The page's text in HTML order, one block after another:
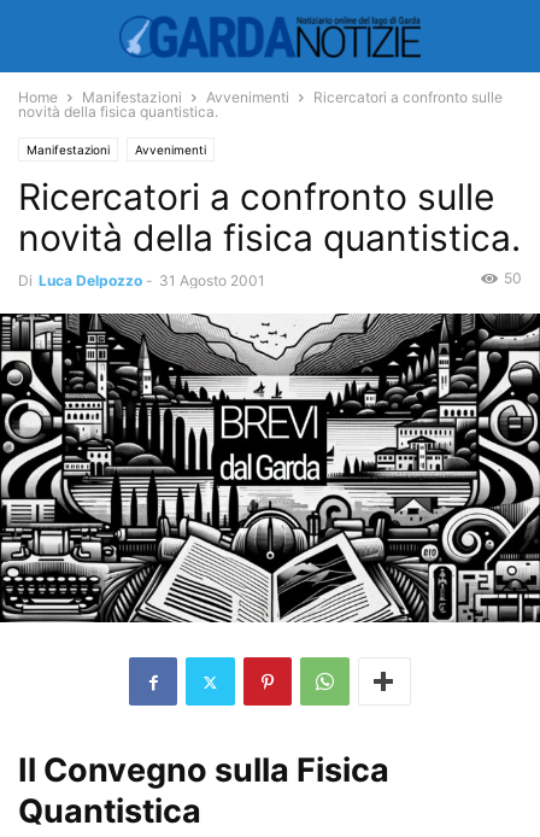
Home Manifestazioni Avvenimenti
Ricercatori a confronto sulle
novità della fisica quantistica.
Manifestazioni Avvenimenti
Ricercatori a confronto sulle
novità della fisica quantistica.
Di Luca Delpozzo - 31 Agosto 2001 50
Il Convegno sulla Fisica
Quantistica